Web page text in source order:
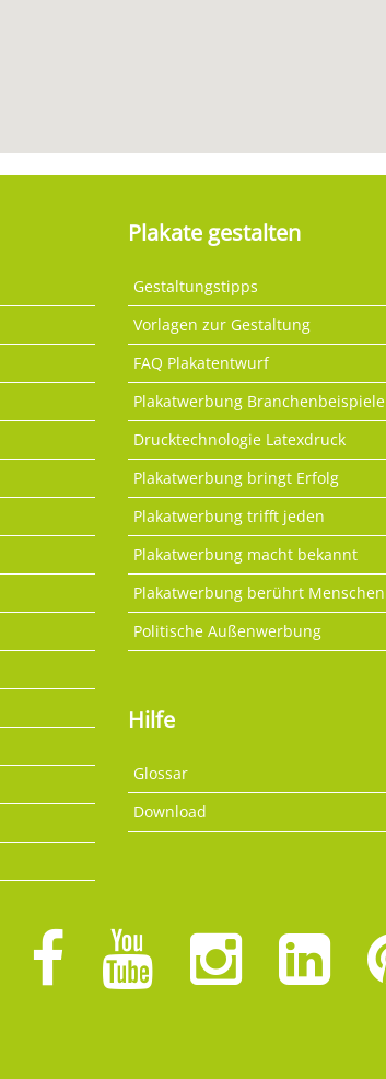
Plakate gestalten
Gestaltungstipps
Vorlagen zur Gestaltung
FAQ Plakatentwurf
Plakatwerbung Branchenbeispiele
Drucktechnologie Latexdruck
Plakatwerbung bringt Erfolg
Plakatwerbung trifft jeden
Plakatwerbung macht bekannt
Plakatwerbung berührt Menschen
Politische Außenwerbung
Hilfe
Glossar
Download